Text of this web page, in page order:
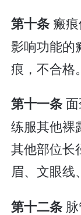
第十条 瘢
影响功能的
痕，不合格。
第十一条
练服其他裸
其他部位长
眉、文眼线
第十二条